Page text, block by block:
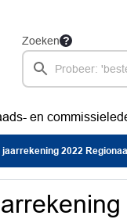
Zoeken
en
2022 Regionaal